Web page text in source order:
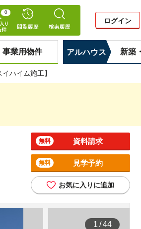
0
ログイン
事業用物件 アルハウス 新築
ハイム施工】
資料請求
無料
見学予約
無料
お気に入りに追加
1 / 44